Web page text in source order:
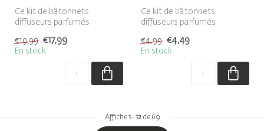
Ce kit de bâtonnets
diffuseurs parfumés
roseau cone amb...
€19,99 €17,99
En stock
Ce kit de bâtonnets
diffuseurs parfumés
marron, rempli de ...
€4,99 €4,49
En stock
Affiche1 -12de 69